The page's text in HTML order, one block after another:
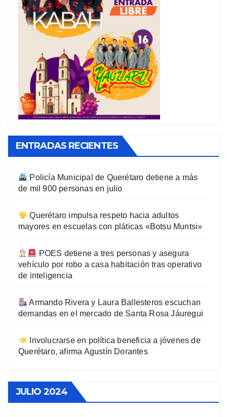
ENTRADAS RECIENTES
Policía Municipal de Querétaro detiene a más
de mil 900 personas en julio
Querétaro impulsa respeto hacia adultos
mayores en escuelas con pláticas «Botsu Muntsi»
POES detiene a tres personas y asegura
vehículo por robo a casa habitación tras operativo
de inteligencia
Armando Rivera y Laura Ballesteros escuchan
demandas en el mercado de Santa Rosa Jáuregui
Involucrarse en política beneficia a jóvenes de
Querétaro, afirma Agustín Dorantes
JULIO 2024